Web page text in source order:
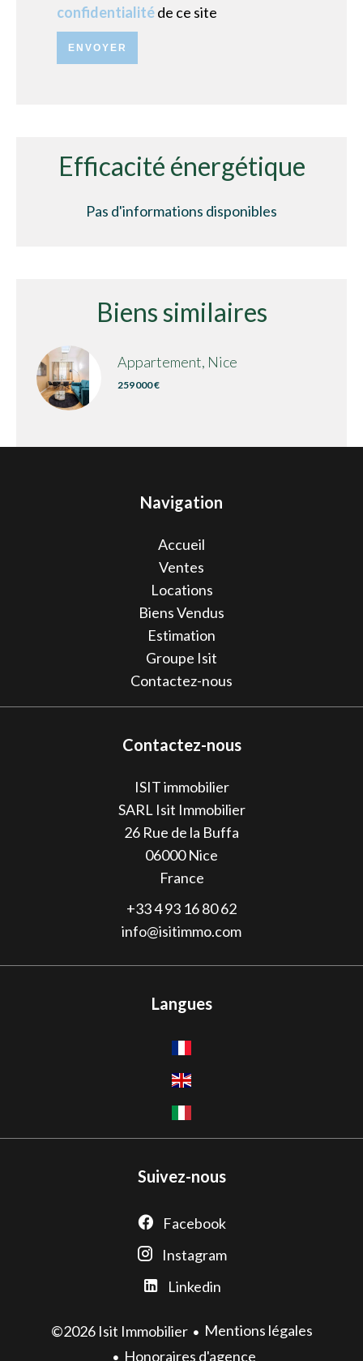
confidentialitéde ce site
ENVOYER
Efficacité énergétique
Pas d'informations disponibles
Biens similaires
Appartement, Nice
259 000 €
Navigation
Accueil
Ventes
Locations
Biens Vendus
Estimation
Groupe Isit
Contactez-nous
Contactez-nous
ISIT immobilier
SARL Isit Immobilier
26 Rue de la Buffa
06000Nice
France
+33 4 93 16 80 62
info@isitimmo.com
Langues
Suivez-nous
Facebook
Instagram
Linkedin
©2026 Isit Immobilier
Mentions légales
Honoraires d'agence